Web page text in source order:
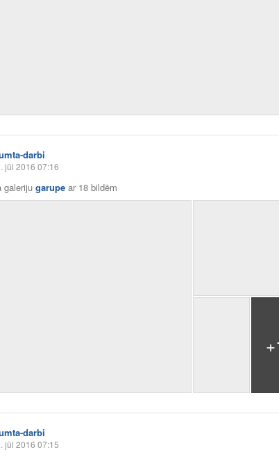
darbi
jūl 2016 07:16
galeriju garupe ar 18 bildēm
darbi
jūl 2016 07:15